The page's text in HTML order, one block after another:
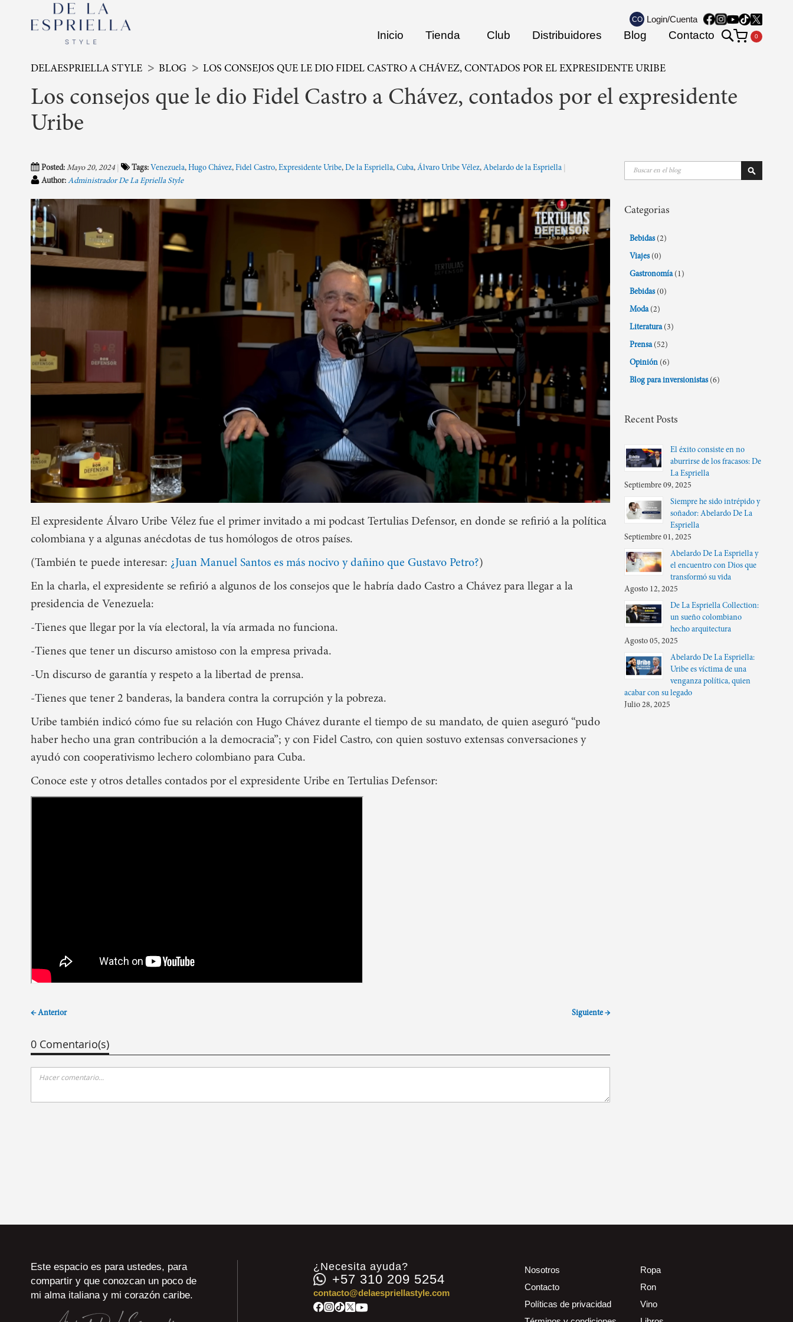
CO Login/Cuenta
Inicio Tienda Club Distribuidores Blog Contacto
Search
DELAESPRIELLA STYLE BLOG LOS CONSEJOS QUE LE DIO FIDEL CASTRO A CHÁVEZ, CONTADOS POR EL EXPRESIDENTE URIBE
Los consejos que le dio Fidel Castro a Chávez, contados por el expresidente
Uribe
Posted: Mayo 20, 2024 Tags: Venezuela, Hugo Chávez, Fidel Castro, Expresidente Uribe, De la Espriella, Cuba, Álvaro Uribe Vélez, Abelardo de la Espriella
Author: Administrador De La Epriella Style
El expresidente Álvaro Uribe Vélez fue el primer invitado a mi podcast Tertulias Defensor, en donde se refirió a la política
colombiana y a algunas anécdotas de tus homólogos de otros países.
(También te puede interesar: ¿Juan Manuel Santos es más nocivo y dañino que Gustavo Petro?)
En la charla, el expresidente se refirió a algunos de los consejos que le habría dado Castro a Chávez para llegar a la
presidencia de Venezuela:
-Tienes que llegar por la vía electoral, la vía armada no funciona.
-Tienes que tener un discurso amistoso con la empresa privada.
-Un discurso de garantía y respeto a la libertad de prensa.
-Tienes que tener 2 banderas, la bandera contra la corrupción y la pobreza.
Uribe también indicó cómo fue su relación con Hugo Chávez durante el tiempo de su mandato, de quien aseguró “pudo
haber hecho una gran contribución a la democracia”; y con Fidel Castro, con quien sostuvo extensas conversaciones y
ayudó con cooperativismo lechero colombiano para Cuba.
Conoce este y otros detalles contados por el expresidente Uribe en Tertulias Defensor:
← Anterior Siguiente →
0 Comentario(s)
Buscar
Categorias
Bebidas (2)
Viajes (0)
Gastronomía (1)
Bebidas (0)
Moda (2)
Literatura (3)
Prensa (52)
Opinión (6)
Blog para inversionistas (6)
Recent Posts
El éxito consiste en no
aburrirse de los fracasos: De
La Espriella
Septiembre 09, 2025
Siempre he sido intrépido y
soñador: Abelardo De La
Espriella
Septiembre 01, 2025
Abelardo De La Espriella y
el encuentro con Dios que
transformó su vida
Agosto 12, 2025
De La Espriella Collection:
un sueño colombiano
hecho arquitectura
Agosto 05, 2025
Abelardo De La Espriella:
Uribe es víctima de una
venganza política, quien
acabar con su legado
Julio 28, 2025
Este espacio es para ustedes, para
compartir y que conozcan un poco de
mi alma italiana y mi corazón caribe.
¿Necesita ayuda?
+57 310 209 5254
contacto@delaespriellastyle.com
Nosotros
Contacto
Políticas de privacidad
Ropa
Ron
Vino